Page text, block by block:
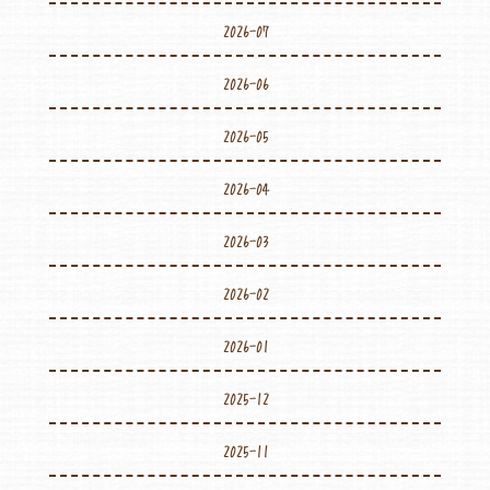
2026-07
2026-06
2026-05
2026-04
2026-03
2026-02
2026-01
2025-12
2025-11